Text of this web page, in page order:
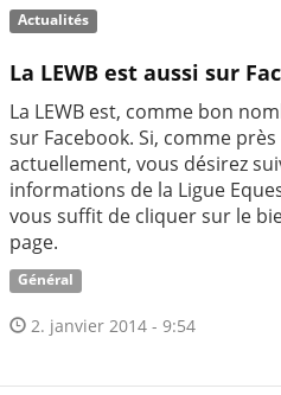
Actualités
La LEWB est aussi sur
La LEWB est, comme bon
sur Facebook. Si, comme
actuellement, vous désirez
informations de la Ligue
vous suffit de cliquer sur le
page.
Général
2. janvier 2014 - 9:54